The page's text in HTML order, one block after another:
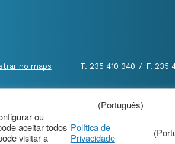
no maps T. 235 410 340 / F. 235
(Português)
ou
aceitar todos
visitar a
Política de
Privacidade